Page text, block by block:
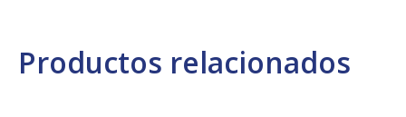
Productos relacionados